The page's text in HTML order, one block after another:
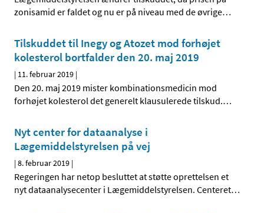
zonisamid er faldet og nu er på niveau med de øvrige…
Tilskuddet til Inegy og Atozet mod forhøjet
kolesterol bortfalder den 20. maj 2019
| 11. februar 2019 |
Den 20. maj 2019 mister kombinationsmedicin mod
forhøjet kolesterol det generelt klausulerede tilskud.…
Nyt center for dataanalyse i
Lægemiddelstyrelsen på vej
|8. februar 2019 |
Regeringen har netop besluttet at støtte oprettelsen et
nyt dataanalysecenter i Lægemiddelstyrelsen. Centeret…